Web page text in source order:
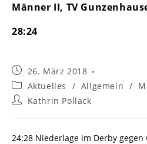
Männer II, TV
28:24
Beitrag
veröffentlicht:
26. März 2018
Beitrags-
Kategorie:
Aktuelles / Allgemein /
Beitrags-
Kathrin Pollack
24:28 Niederlage im Derby gegen